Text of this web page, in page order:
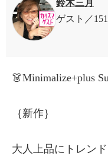
鈴木三月
ゲスト
👗Minimalize+plus
｛新作｝
大人上品にトレン